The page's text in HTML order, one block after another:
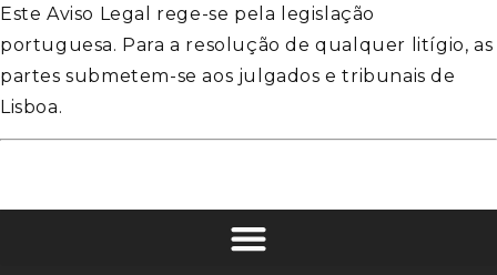
Este Aviso Legal rege-se pela legislação
portuguesa. Para a resolução de qualquer litígio, as
partes submetem-se aos julgados e tribunais de
Lisboa.